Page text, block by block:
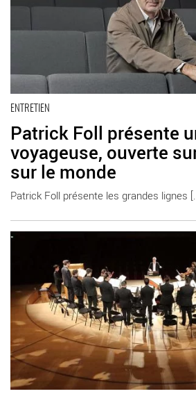
ENTRETIEN
Patrick Foll présente
voyageuse, ouverte
sur le monde
Patrick Foll présente les grandes lignes
En savoir plus